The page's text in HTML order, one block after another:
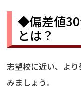
◆偏差値30
とは？
志望校に近い、よ
みましょう。